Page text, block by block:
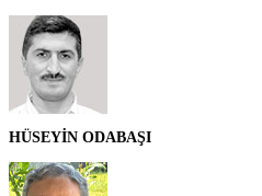
HÜSEYİN ODABAŞI